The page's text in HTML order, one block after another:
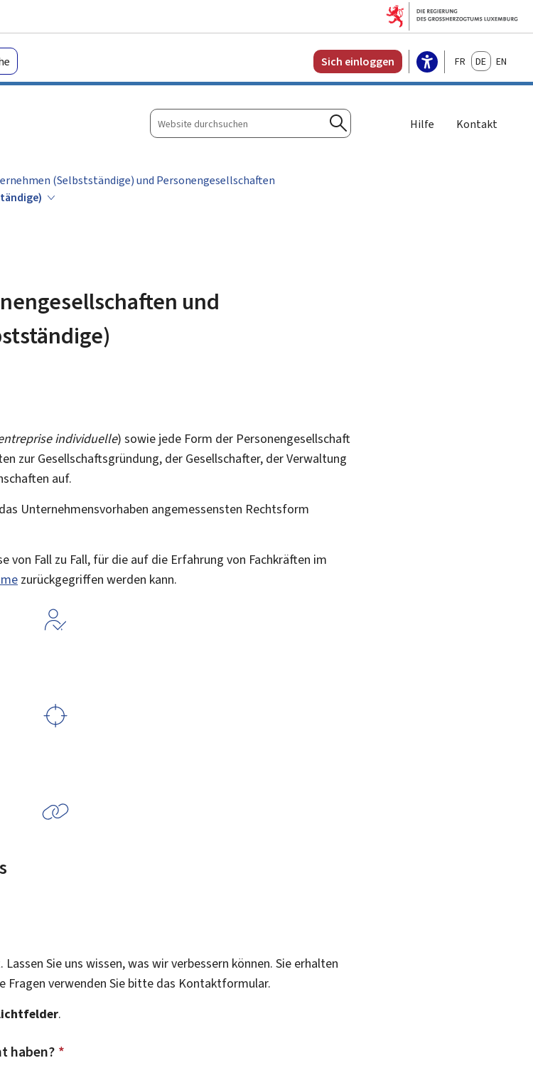
Sich einloggen FrançaisDeutschEnglish
Website
durchsuchen
Suchen
Hilfe Kontakt
(Selbstständige) und Personengesellschaften
und
individuelle) sowie jede Form der Personengesellschaft
zur Gesellschaftsgründung, der Gesellschafter, der Verwaltung
auf.
Unternehmensvorhaben angemessensten Rechtsform
von Fall zu Fall, für die auf die Erfahrung von Fachkräften im
zurückgegriffen werden kann.
Sie uns wissen, was wir verbessern können. Sie erhalten
Fragen verwenden Sie bitte das Kontaktformular.
.
haben? *